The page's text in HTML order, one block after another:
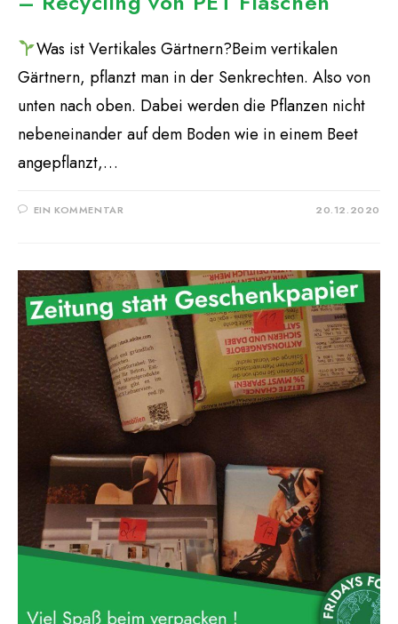
Was ist Vertikales Gärtnern?Beim vertikalen
Gärtnern, pflanzt man in der Senkrechten. Also von
unten nach oben. Dabei werden die Pflanzen nicht
nebeneinander auf dem Boden wie in einem Beet
angepflanzt,…
EIN KOMMENTAR 20.12.2020